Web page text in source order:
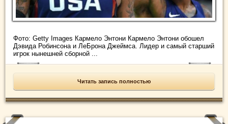
Фото: Getty Images Кармело Энтони Кармело Энтони обошел
Дэвида Робинсона и ЛеБрона Джеймса. Лидер и самый старший
игрок нынешней сборной ...
Читать запись полностью